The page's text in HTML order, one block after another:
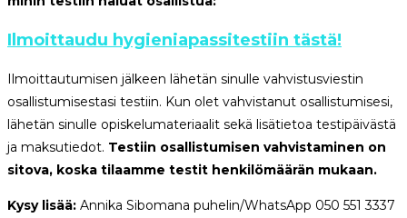
Ilmoittaudu hygieniapassitestiin tästä!
Ilmoittautumisen jälkeen lähetän sinulle vahvistusviestin
osallistumisestasi testiin. Kun olet vahvistanut osallistumisesi,
lähetän sinulle opiskelumateriaalit sekä lisätietoa testipäivästä
ja maksutiedot. Testiin osallistumisen vahvistaminen on
sitova, koska tilaamme testit henkilömäärän mukaan.
Kysy lisää: Annika Sibomana puhelin/WhatsApp 050 551 3337